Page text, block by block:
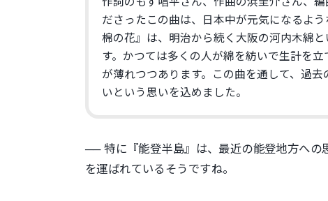
ださったこの曲は、
日本中が元気になるよ
棉の花』は、 明治から続く大阪の河内木綿
す。かつては多くの人が綿を紡いで生計を立
が薄れつつあります。この曲を通して、 過去
いという思いを込めました。
── 特に『能登半島』は、 最近の能登地方への
を運ばれているそうですね。